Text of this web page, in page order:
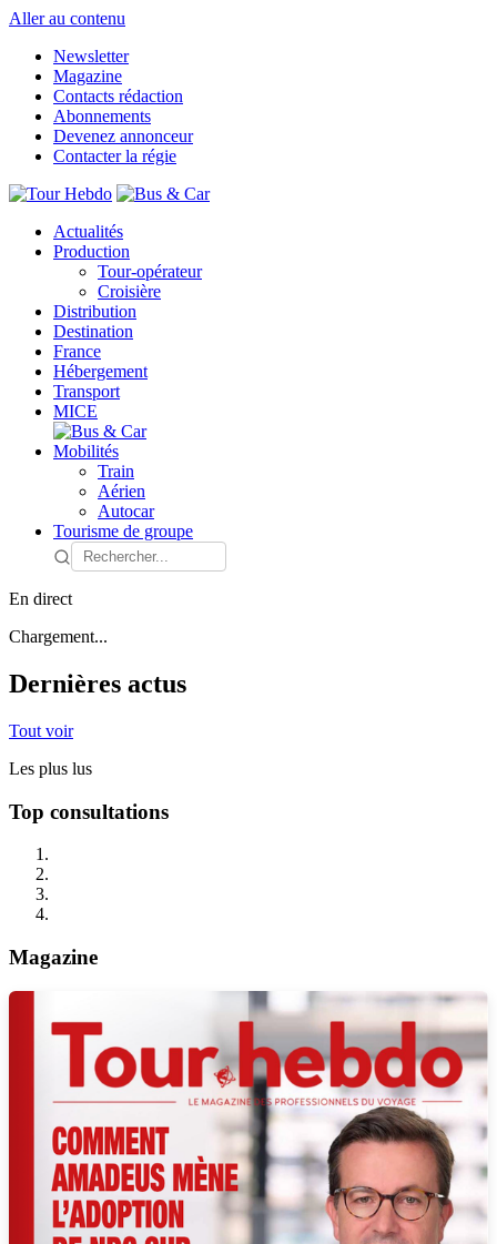
Aller au contenu
Newsletter
Magazine
Contacts rédaction
Abonnements
Devenez annonceur
Contacter la régie
Actualités
Production
Tour-opérateur
Croisière
Distribution
Destination
France
Hébergement
Transport
MICE
Mobilités
Train
Aérien
Autocar
Tourisme de groupe
En direct
Chargement...
Dernières actus
Tout voir
Les plus lus
Top consultations
Magazine